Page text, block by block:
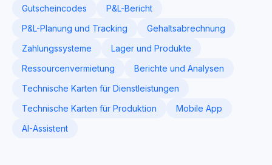
Gutscheincodes
P&L-Bericht
P&L-Planung und Tracking
Gehaltsabrechnung
Zahlungssysteme
Lager und Produkte
Ressourcenvermietung
Berichte und Analysen
Technische Karten für Dienstleistungen
Technische Karten für Produktion
Mobile App
AI-Assistent